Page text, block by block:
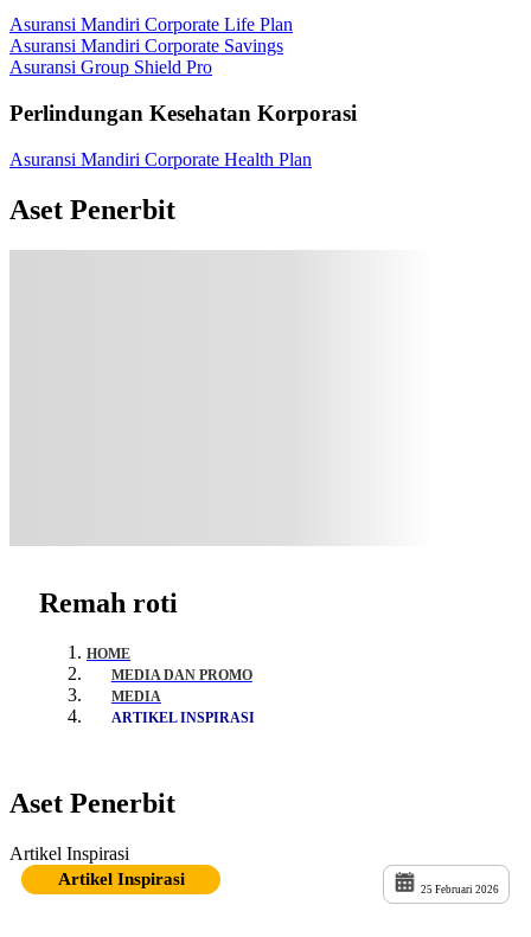
Asuransi Mandiri Corporate Life Plan
Asuransi Mandiri Corporate Savings
Asuransi Group Shield Pro
Perlindungan Kesehatan Korporasi
Asuransi Mandiri Corporate Health Plan
Aset Penerbit
Remah roti
HOME
MEDIA DAN PROMO
MEDIA
ARTIKEL INSPIRASI
Aset Penerbit
Artikel Inspirasi
Artikel Inspirasi
25 Februari 2026